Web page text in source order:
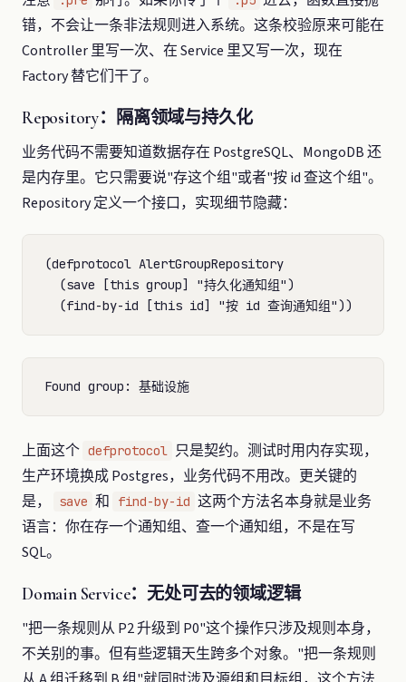
错，不会让一条非法规则进入系统。这条校验原来可能在
Controller 里写一次、在 Service 里又写一次，现在
Factory 替它们干了。
Repository：隔离领域与持久化
业务代码不需要知道数据存在 PostgreSQL、MongoDB 还
是内存里。它只需要说"存这个组"或者"按 id 查这个组"。
Repository 定义一个接口，实现细节隐藏：
(defprotocol AlertGroupRepository
  (save [this group] "持久化通知组")
上面这个 defprotocol 只是契约。测试时用内存实现，
生产环境换成 Postgres，业务代码不用改。更关键的
是，
save 和 find-by-id 这两个方法名本身就是业务
语言：你在存一个通知组、查一个通知组，不是在写
SQL。
Domain Service：无处可去的领域逻辑
"把一条规则从 P2 升级到 P0"这个操作只涉及规则本身，
不关别的事。但有些逻辑天生跨多个对象。"把一条规则